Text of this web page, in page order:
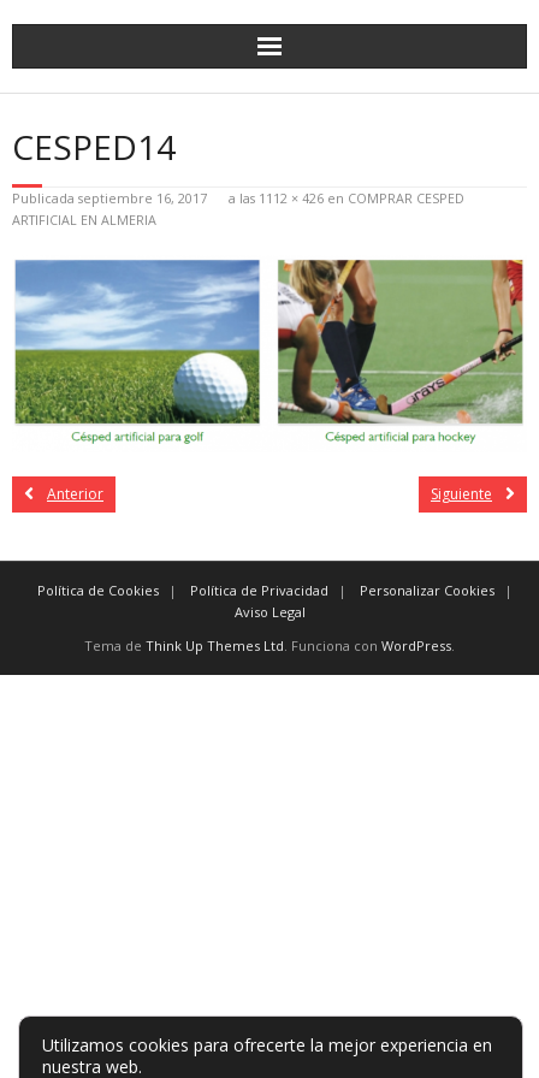
CESPED14
Publicada septiembre 16, 2017 a las 1112 × 426 en COMPRAR CESPED
ARTIFICIAL EN ALMERIA
Anterior Siguiente
Política de Cookies Política de Privacidad
Personalizar Cookies
Aviso Legal
Tema de Think Up Themes Ltd. Funciona con WordPress.
Utilizamos cookies para ofrecerte la mejor experiencia en
nuestra web.